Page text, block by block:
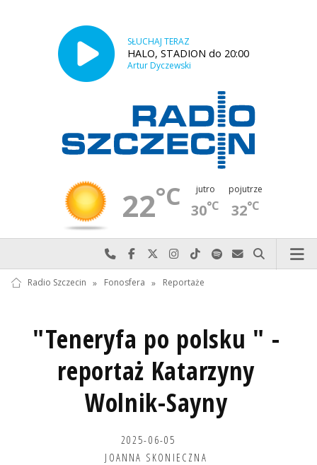
SŁUCHAJ TERAZ
HALO, STADION do 20:00
Artur Dyczewski
22°C jutro
30°C
pojutrze
32°C
Najlepiej po prostu do nas zadzwoń
Odwiedź nas na Facebook-u
Odwiedź nas na X
Odwiedź nas na Instagram-ie
Odwiedź nas na TikTok-u
Szukaj nas na Spotify
Wyślij do nas
Szukaj
Radio Szczecin » Fonosfera » Reportaże
"Teneryfa po polsku " -
reportaż Katarzyny
Wolnik-Sayny
2025-06-05
JOANNA SKONIECZNA